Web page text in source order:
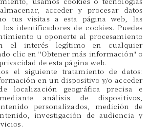
acceder y procesar datos
tus visitas a esta página web, las
identificadores de cookies. Puedes
u oponerte al procesamiento
el interés legítimo en cualquier
clic en ''Obtener más información'' o
de esta página web.
el siguiente tratamiento de datos:
en un dispositivo y/o acceder
localización geográfica precisa e
análisis de dispositivos,
personalizados, medición de
investigación de audiencia y